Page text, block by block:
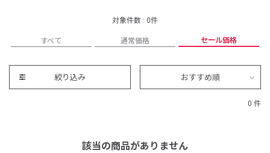
対象件数 : 0件
すべて 通常価格 セール価格
絞り込み おすすめ順
0 件
該当の商品がありません